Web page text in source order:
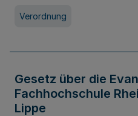
Verordnung
Gesetz über die
Fachhochschule
Lippe